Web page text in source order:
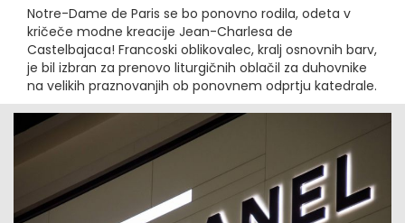
Notre-Dame de Paris se bo ponovno rodila, odeta v
kričeče modne kreacije Jean-Charlesa de
Castelbajaca! Francoski oblikovalec, kralj osnovnih barv,
je bil izbran za prenovo liturgičnih oblačil za duhovnike
na velikih praznovanjih ob ponovnem odprtju katedrale.